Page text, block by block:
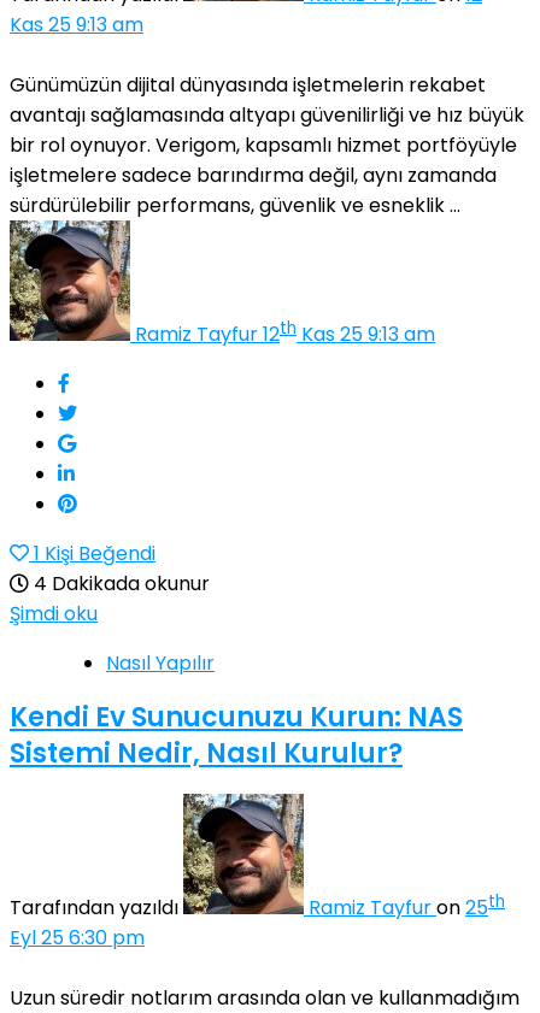
Kas 25 9:13 am
Günümüzün dijital dünyasında işletmelerin rekabet
avantajı sağlamasında altyapı güvenilirliği ve hız büyük
bir rol oynuyor. Verigom, kapsamlı hizmet portföyüyle
işletmelere sadece barındırma değil, aynı zamanda
sürdürülebilir performans, güvenlik ve esneklik ...
Ramiz Tayfur12th Kas 25 9:13 am
1 Kişi Beğendi
4 Dakikada okunur
Şimdi oku
Nasıl Yapılır
Kendi Ev Sunucunuzu Kurun: NAS
Sistemi Nedir, Nasıl Kurulur?
Tarafından yazıldı Ramiz Tayfuron25th
Eyl 25 6:30 pm
Uzun süredir notlarım arasında olan ve kullanmadığım